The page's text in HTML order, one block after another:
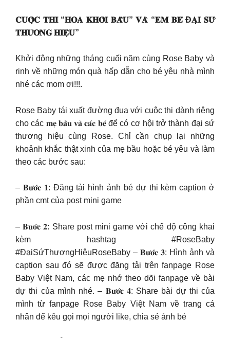
𝐂𝐔𝐎̣̂𝐂 𝐓𝐇𝐈 “𝐇𝐎𝐀 𝐊𝐇𝐎̂𝐈 𝐁𝐀̂̀𝐔” 𝐕𝐀̀ “𝐄𝐌 𝐁𝐄́ Đ𝐀̣𝐈 𝐒𝐔̛́
𝐓𝐇𝐔̛𝐎̛𝐍𝐆 𝐇𝐈𝐄̣̂𝐔”
Khởi động những tháng cuối năm cùng Rose Baby và
rinh về những món quà hấp dẫn cho bé yêu nhà mình
nhé các mom ơi!!!.
Rose Baby tái xuất đường đua với cuộc thi dành riêng
cho các 𝐦𝐞̣ 𝐛𝐚̂̀𝐮 𝐯𝐚̀ 𝐜𝐚́𝐜 𝐛𝐞́ để có cơ hội trở thành đại sứ
thương hiệu cùng Rose. Chỉ cần chụp lại những
khoảnh khắc thật xinh của mẹ bầu hoặc bé yêu và làm
theo các bước sau:
– 𝐁𝐮̛𝐨̛́𝐜 𝟏: Đăng tải hình ảnh bé dự thi kèm caption ở
phần cmt của post mini game
– 𝐁𝐮̛𝐨̛́𝐜 𝟐: Share post mini game với chế độ công khai
kèm hashtag #RoseBaby
#ĐạiSứThươngHiệuRoseBaby – 𝐁𝐮̛𝐨̛́𝐜 𝟑: Hình ảnh và
caption sau đó sẽ được đăng tải trên fanpage Rose
Baby Việt Nam, các mẹ nhớ theo dõi fanpage về bài
dự thi của mình nhé. – 𝐁𝐮̛𝐨̛́𝐜 𝟒: Share bài dự thi của
mình từ fanpage Rose Baby Việt Nam về trang cá
nhân để kêu gọi mọi người like, chia sẻ ảnh bé